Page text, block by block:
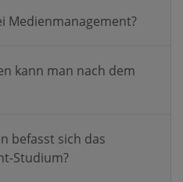
Medienmanagement?
kann man nach dem
befasst sich das
Studium?